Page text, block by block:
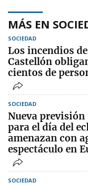
MÁS EN
SOCIEDAD
Los incendios
Castellón
cientos de
SOCIEDAD
Nueva
para el día del
amenazan con
espectáculo en
SOCIEDAD